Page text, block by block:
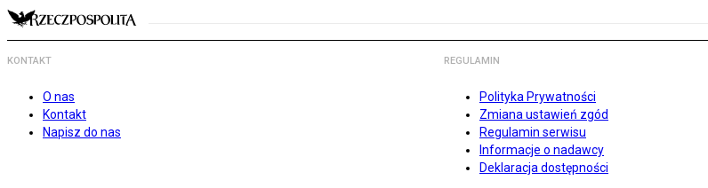
KONTAKT
O nas
Kontakt
Napisz do nas
REGULAMIN
Polityka Prywatności
Zmiana ustawień zgód
Regulamin serwisu
Informacje o nadawcy
Deklaracja dostępności